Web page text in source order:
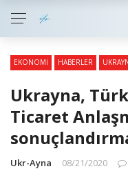
EKONOMI HABERLER
Ukrayna,
Ticaret
Ukr-Ayna 08/21/2020